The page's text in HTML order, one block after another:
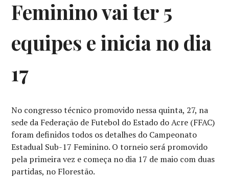
Feminino vai ter 5
equipes e inicia no dia
17
No congresso técnico promovido nessa quinta, 27, na
sede da Federação de Futebol do Estado do Acre (FFAC)
foram definidos todos os detalhes do Campeonato
Estadual Sub-17 Feminino. O torneio será promovido
pela primeira vez e começa no dia 17 de maio com duas
partidas, no Florestão.